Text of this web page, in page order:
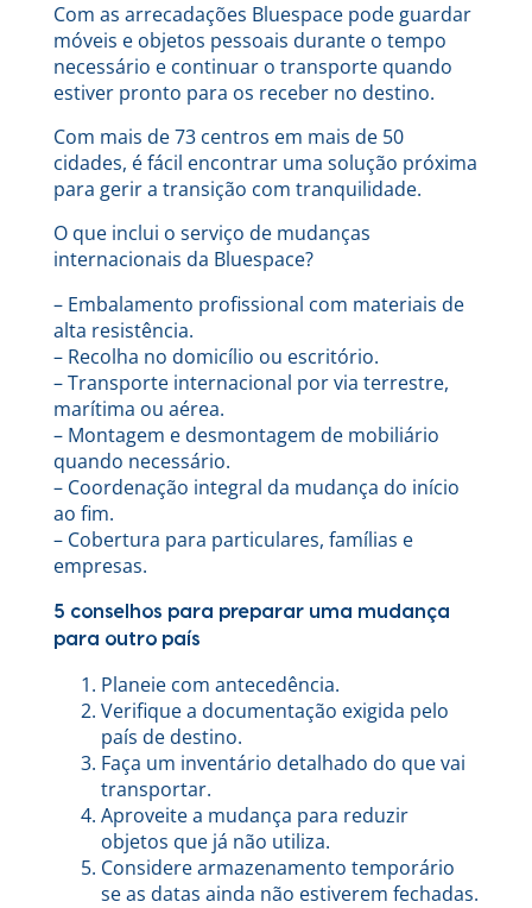
Com as arrecadações Bluespace pode guardar
móveis e objetos pessoais durante o tempo
necessário e continuar o transporte quando
estiver pronto para os receber no destino.
Com mais de 73 centros em mais de 50
cidades, é fácil encontrar uma solução próxima
para gerir a transição com tranquilidade.
O que inclui o serviço de mudanças
internacionais da Bluespace?
– Embalamento profissional com materiais de
alta resistência.
– Recolha no domicílio ou escritório.
– Transporte internacional por via terrestre,
marítima ou aérea.
– Montagem e desmontagem de mobiliário
quando necessário.
– Coordenação integral da mudança do início
ao fim.
– Cobertura para particulares, famílias e
empresas.
5 conselhos para preparar uma mudança
para outro país
Planeie com antecedência.
Verifique a documentação exigida pelo
país de destino.
Faça um inventário detalhado do que vai
transportar.
Aproveite a mudança para reduzir
objetos que já não utiliza.
Considere armazenamento temporário
se as datas ainda não estiverem fechadas.